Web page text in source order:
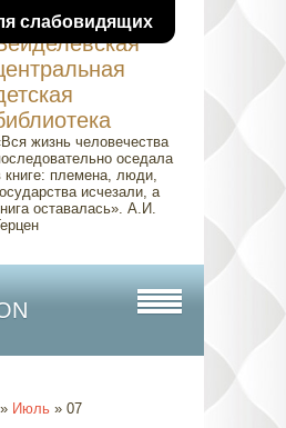
слабовидящих
жизнь человечества
оседала
книге: племена, люди,
исчезали, а
оставалась». А.И.
» Июль » 07